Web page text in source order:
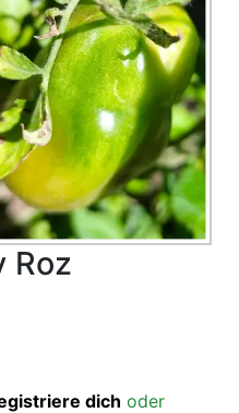
Roz
dich oder